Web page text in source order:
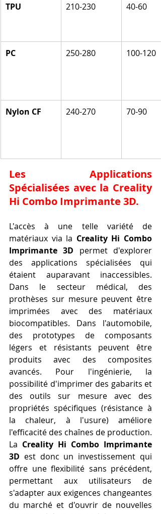
TPU 210-230 40-60
PC 250-280 100-120
Nylon CF 240-270 70-90
Les Applications
Spécialisées avec la Creality
Hi Combo Imprimante 3D.
L'accès à une telle variété de
matériaux via la Creality Hi Combo
Imprimante 3D permet d'explorer
des applications spécialisées qui
étaient auparavant inaccessibles.
Dans le secteur médical, des
prothèses sur mesure peuvent être
imprimées avec des matériaux
biocompatibles. Dans l'automobile,
des prototypes de composants
légers et résistants peuvent être
produits avec des composites
avancés. Pour l'ingénierie, la
possibilité d'imprimer des gabarits et
des outils sur mesure avec des
propriétés spécifiques (résistance à
la chaleur, à l'usure) améliore
l'efficacité des chaînes de production.
La Creality Hi Combo Imprimante
3D est donc un investissement qui
offre une flexibilité sans précédent,
permettant aux utilisateurs de
s'adapter aux exigences changeantes
du marché et d'ouvrir de nouvelles